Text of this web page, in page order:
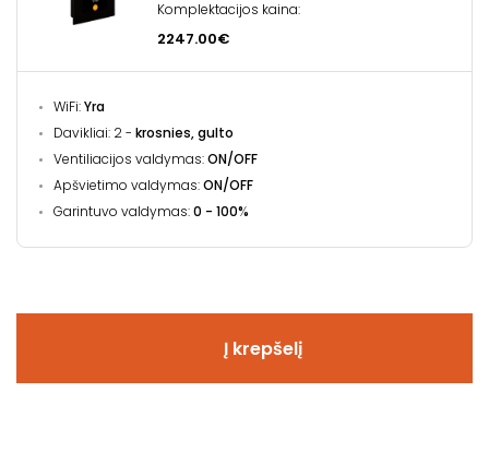
Komplektacijos kaina:
2247.00€
WiFi:Yra
Davikliai: 2 - krosnies, gulto
Ventiliacijos valdymas:ON/OFF
Apšvietimo valdymas:ON/OFF
Garintuvo valdymas:0 - 100%
Į krepšelį